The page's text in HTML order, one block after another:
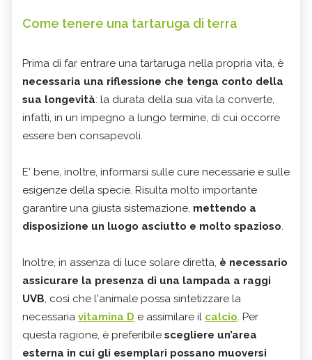
Come tenere una tartaruga di terra
Prima di far entrare una tartaruga nella propria vita, è
necessaria una riflessione che tenga conto della
sua longevità: la durata della sua vita la converte,
infatti, in un impegno a lungo termine, di cui occorre
essere ben consapevoli.
E' bene, inoltre, informarsi sulle cure necessarie e sulle
esigenze della specie. Risulta molto importante
garantire una giusta sistemazione, mettendo a
disposizione un luogo asciutto e molto spazioso.
Inoltre, in assenza di luce solare diretta, è necessario
assicurare la presenza di una lampada a raggi
UVB, così che l'animale possa sintetizzare la
necessaria vitamina D e assimilare il calcio. Per
questa ragione, è preferibile scegliere un’area
esterna in cui gli esemplari possano muoversi